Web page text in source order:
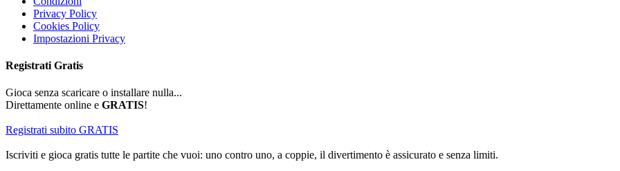
Privacy Policy
Cookies Policy
Impostazioni Privacy
Registrati Gratis
Gioca senza scaricare o installare nulla...
Direttamente online e GRATIS!
Registrati subito GRATIS
Iscriviti e gioca gratis tutte le partite che vuoi: uno contro uno, a coppie, il divertimento è assicurato e senza limiti.